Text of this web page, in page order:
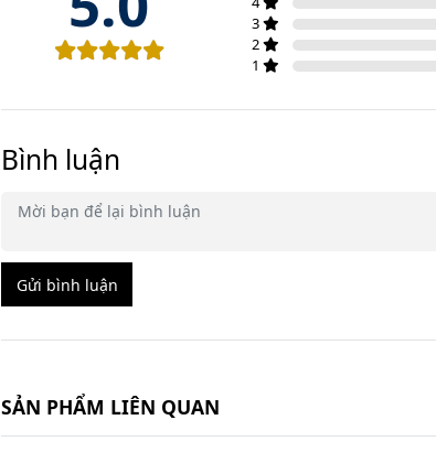
3
2
1
Bình luận
Gửi bình luận
SẢN PHẨM LIÊN QUAN